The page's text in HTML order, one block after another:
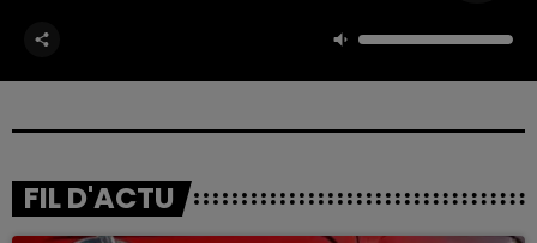
FIL D'ACTU